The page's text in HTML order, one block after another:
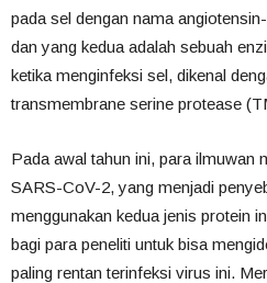
pada sel dengan nama
dan yang kedua adalah sebuah
ketika menginfeksi sel, dikenal
transmembrane serine protease
Pada awal tahun ini, para ilmuwan
SARS-CoV-2, yang menjadi
menggunakan kedua jenis protein
bagi para peneliti untuk bisa
paling rentan terinfeksi virus ini.